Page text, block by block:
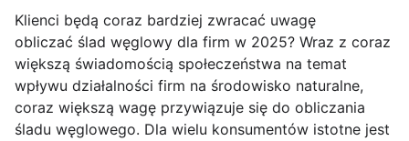
Klienci będą coraz bardziej zwracać uwagę
obliczać ślad węglowy dla firm w 2025? Wraz z coraz
większą świadomością społeczeństwa na temat
wpływu działalności firm na środowisko naturalne,
coraz większą wagę przywiązuje się do obliczania
śladu węglowego. Dla wielu konsumentów istotne jest